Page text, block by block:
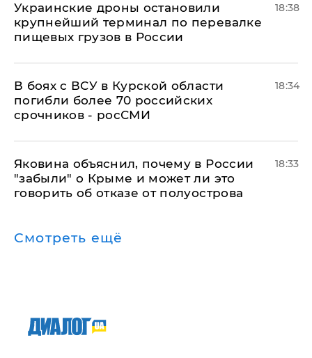
Украинские дроны остановили
крупнейший терминал по перевалке
пищевых грузов в России
18:38
В боях с ВСУ в Курской области
погибли более 70 российских
срочников - росСМИ
18:34
Яковина объяснил, почему в России
"забыли" о Крыме и может ли это
говорить об отказе от полуострова
18:33
Смотреть ещё